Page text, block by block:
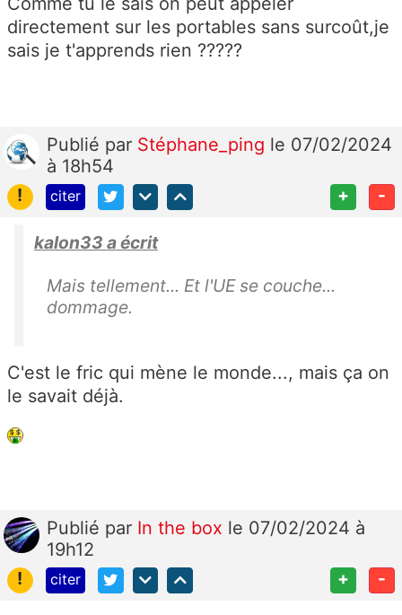
directement sur les portables sans surcoût,je
sais je t'apprends rien ?????
Publié par Stéphane_ping le 07/02/2024
à 18h54
!
citer + -
kalon33 a écrit
Mais tellement... Et l'UE se couche...
dommage.
C'est le fric qui mène le monde..., mais ça on
le savait déjà.
Publié par In the box le 07/02/2024 à
19h12
!
citer + -